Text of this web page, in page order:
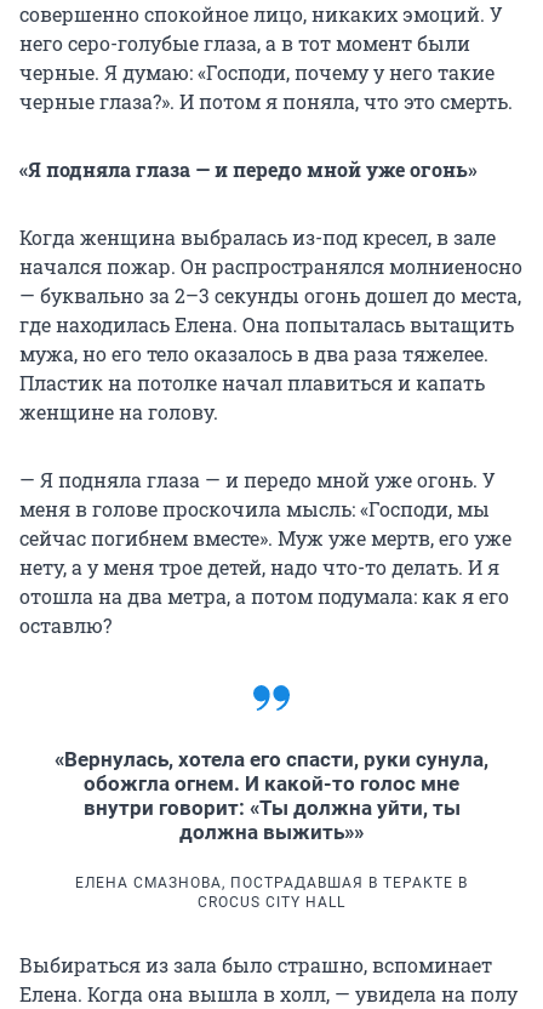
совершенно спокойное лицо, никаких эмоций. У
него серо-голубые глаза, а в тот момент были
черные. Я думаю: «Господи, почему у него такие
черные глаза?». И потом я поняла, что это смерть.
«Я подняла глаза — и передо мной уже огонь»
Когда женщина выбралась из-под кресел, в зале
начался пожар. Он распространялся молниеносно
— буквально за 2–3 секунды огонь дошел до места,
где находилась Елена. Она попыталась вытащить
мужа, но его тело оказалось в два раза тяжелее.
Пластик на потолке начал плавиться и капать
женщине на голову.
— Я подняла глаза — и передо мной уже огонь. У
меня в голове проскочила мысль: «Господи, мы
сейчас погибнем вместе». Муж уже мертв, его уже
нету, а у меня трое детей, надо что-то делать. И я
отошла на два метра, а потом подумала: как я его
оставлю?
«Вернулась, хотела его спасти, руки сунула,
обожгла огнем. И какой-то голос мне
внутри говорит: «Ты должна уйти, ты
должна выжить»»
ЕЛЕНА СМАЗНОВА, ПОСТРАДАВШАЯ В ТЕРАКТЕ В
CROCUS CITY HALL
Выбираться из зала было страшно, вспоминает
Елена. Когда она вышла в холл, — увидела на полу